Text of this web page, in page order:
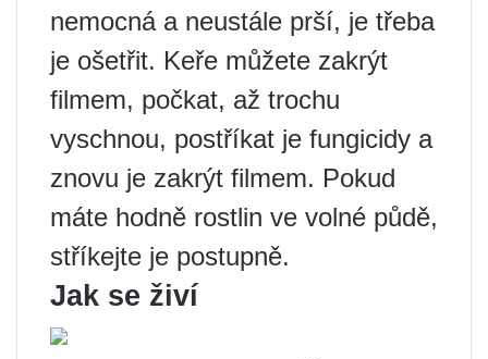
nemocná a neustále prší, je třeba
je ošetřit. Keře můžete zakrýt
filmem, počkat, až trochu
vyschnou, postříkat je fungicidy a
znovu je zakrýt filmem. Pokud
máte hodně rostlin ve volné půdě,
stříkejte je postupně.
Jak se živí